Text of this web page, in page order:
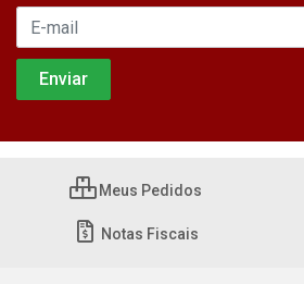
Meus Pedidos
Notas Fiscais